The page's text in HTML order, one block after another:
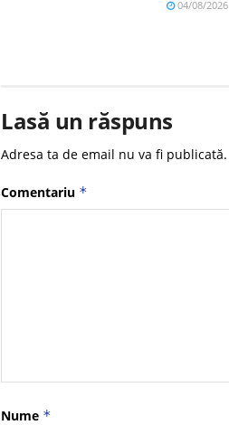
04/08/2026
Lasă un răspuns
Adresa ta de email nu va fi publicată.
Comentariu *
Nume *